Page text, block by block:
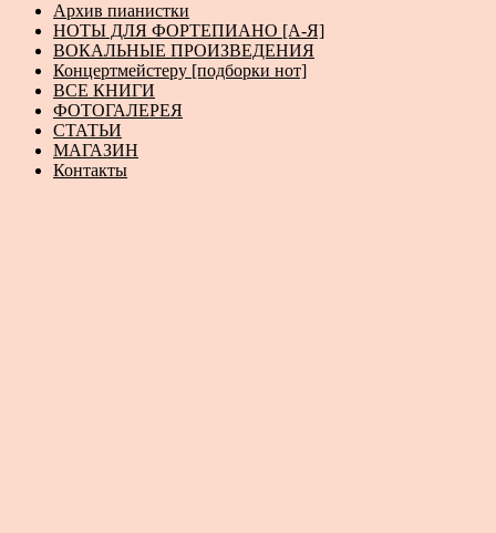
Архив пианистки
НОТЫ ДЛЯ ФОРТЕПИАНО [А-Я]
ВОКАЛЬНЫЕ ПРОИЗВЕДЕНИЯ
Концертмейстеру [подборки нот]
ВСЕ КНИГИ
ФОТОГАЛЕРЕЯ
СТАТЬИ
МАГАЗИН
Контакты